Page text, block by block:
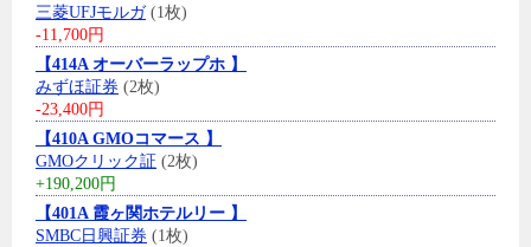
三菱UFJモルガ(1枚)
-11,700円
【414A オーバーラップホ 】
みずほ証券 (2枚)
-23,400円
【410A GMOコマース 】
GMOクリック証 (2枚)
+190,200円
【401A 霞ヶ関ホテルリー 】
SMBC日興証券 (1枚)